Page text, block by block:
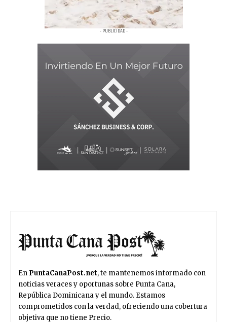
- PUBLICIDAD -
En PuntaCanaPost.net, te mantenemos informado con
noticias veraces y oportunas sobre Punta Cana,
República Dominicana y el mundo. Estamos
comprometidos con la verdad, ofreciendo una cobertura
objetiva que no tiene Precio.